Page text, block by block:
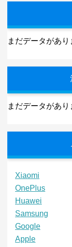
まだデータがあり
まだデータがあり
Xiaomi
OnePlus
Huawei
Samsung
Google
Apple